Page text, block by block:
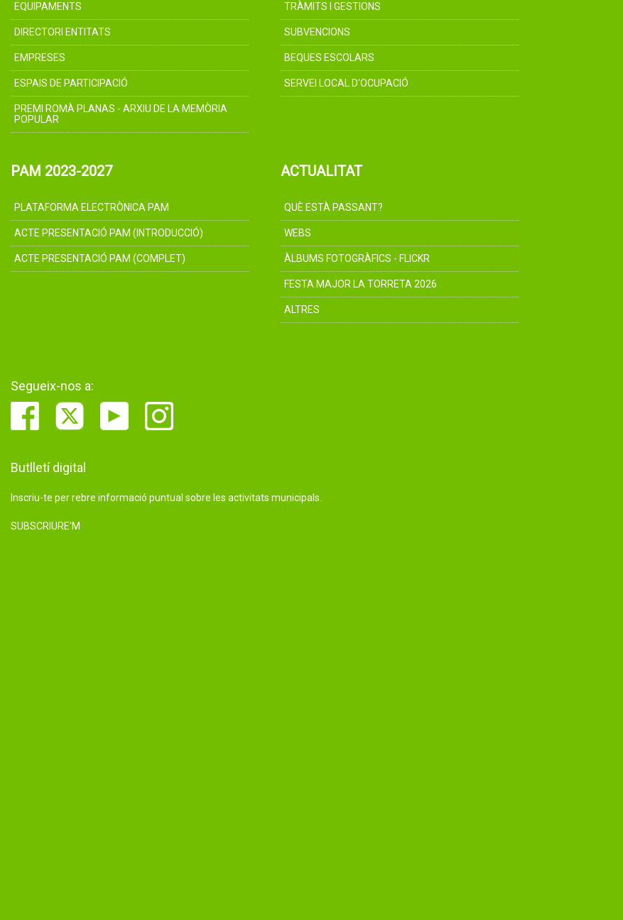
EQUIPAMENTS
DIRECTORI ENTITATS
EMPRESES
ESPAIS DE PARTICIPACIÓ
PREMI ROMÀ PLANAS - ARXIU DE LA MEMÒRIA
POPULAR
TRÀMITS I GESTIONS
SUBVENCIONS
BEQUES ESCOLARS
SERVEI LOCAL D'OCUPACIÓ
PAM 2023-2027
PLATAFORMA ELECTRÒNICA PAM
ACTE PRESENTACIÓ PAM (INTRODUCCIÓ)
ACTE PRESENTACIÓ PAM (COMPLET)
ACTUALITAT
QUÈ ESTÀ PASSANT?
WEBS
ÀLBUMS FOTOGRÀFICS - FLICKR
FESTA MAJOR LA TORRETA 2026
ALTRES
Segueix-nos a:
Butlletí digital
Inscriu-te per rebre informació puntual sobre les activitats municipals.
SUBSCRIURE'M